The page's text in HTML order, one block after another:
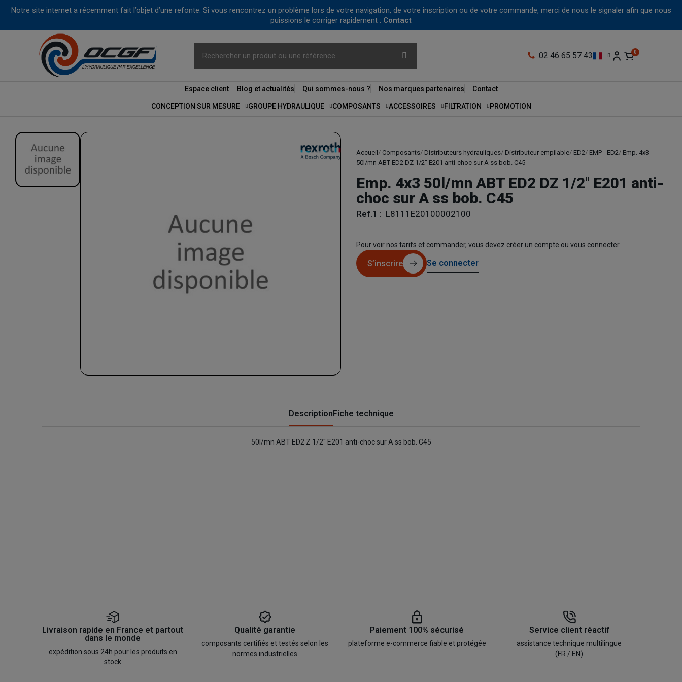
Notre site internet a récemment fait l’objet d’une refonte. Si vous rencontrez un problème lors de votre navigation, de votre inscription ou de votre commande, merci de nous le signaler afin que nous
puissions le corriger rapidement : Contact
02 46 65 57 43
Espace client Blog et actualités Qui sommes-nous ? Nos marques partenaires Contact
CONCEPTION SUR MESURE GROUPE HYDRAULIQUE COMPOSANTS ACCESSOIRES FILTRATION PROMOTION
Accueil Composants Distributeurs hydrauliques Distributeur empilable ED2 EMP - ED2 Emp. 4x3
50l/mn ABT ED2 DZ 1/2'' E201 anti-choc sur A ss bob. C45
Emp. 4x3 50l/mn ABT ED2 DZ 1/2'' E201 anti-
choc sur A ss bob. C45
Ref.1 : L8111E20100002100
Pour voir nos tarifs et commander, vous devez créer un compte ou vous connecter.
S’inscrire Se connecter
DescriptionFiche technique
50l/mn ABT ED2 Z 1/2'' E201 anti-choc sur A ss bob. C45
Livraison rapide en France et partout
dans le monde
expédition sous 24h pour les produits en
stock
Qualité garantie
composants certifiés et testés selon les
normes industrielles
Paiement 100% sécurisé
plateforme e-commerce fiable et protégée
Service client réactif
assistance technique multilingue
(FR / EN)